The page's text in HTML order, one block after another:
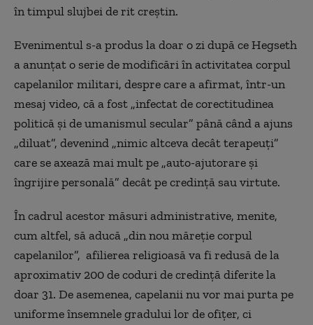
în timpul slujbei de rit creștin.
Evenimentul s-a produs la doar o zi după ce Hegseth
a anunțat o serie de modificări în activitatea corpul
capelanilor militari, despre care a afirmat, într-un
mesaj video, că a fost „infectat de corectitudinea
politică și de umanismul secular” până când a ajuns
„diluat”, devenind „nimic altceva decât terapeuți”
care se axează mai mult pe „auto-ajutorare și
îngrijire personală” decât pe credință sau virtute.
În cadrul acestor măsuri administrative, menite,
cum altfel, să aducă „din nou măreție corpul
capelanilor”, afilierea religioasă va fi redusă de la
aproximativ 200 de coduri de credință diferite la
doar 31. De asemenea, capelanii nu vor mai purta pe
uniforme însemnele gradului lor de ofițer, ci